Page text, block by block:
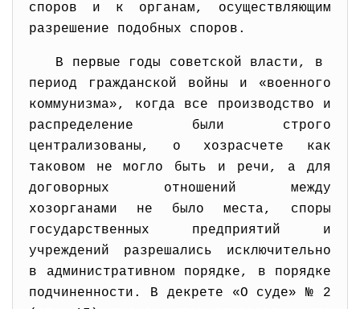
споров и к органам, осуществляющим
разрешение подобных споров.
В первые годы советской власти, в
период гражданской войны и «военного
коммунизма», когда все производство и
распределение были строго
централизованы, о хозрасчете как
таковом не могло быть и речи, а для
договорных отношений между
хозорганами не было места, споры
государственных предприятий и
учреждений разрешались исключительно
в административном порядке, в порядке
подчиненности. В декрете «О суде» № 2